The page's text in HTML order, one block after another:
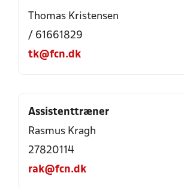
Thomas Kristensen
/ 61661829
tk@fcn.dk
Assistenttræner
Rasmus Kragh
27820114
rak@fcn.dk